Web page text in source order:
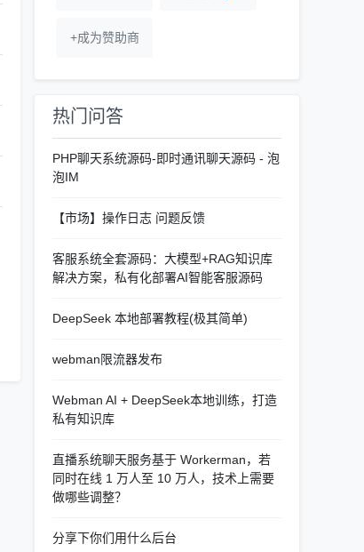
+成为赞助商
热门问答
PHP聊天系统源码-即时通讯聊天源码 - 泡
泡IM
【市场】操作日志 问题反馈
客服系统全套源码：大模型+RAG知识库
解决方案，私有化部署AI智能客服源码
DeepSeek 本地部署教程(极其简单)
webman限流器发布
Webman AI + DeepSeek本地训练，打造
私有知识库
直播系统聊天服务基于 Workerman，若
同时在线 1 万人至 10 万人，技术上需要
做哪些调整？
分享下你们用什么后台